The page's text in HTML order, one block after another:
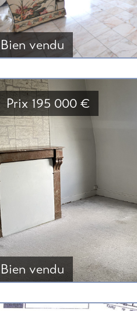
Bien vendu
Bien vendu
Prix 195 000 €